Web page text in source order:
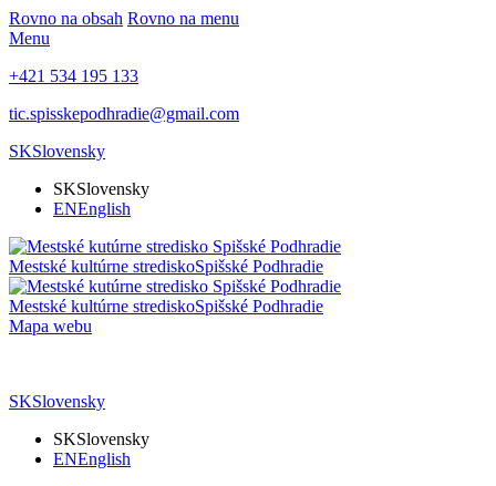
Rovno na obsah Rovno na menu
Menu
+421 534 195 133
tic.spisskepodhradie@gmail.com
SKSlovensky
SKSlovensky
ENEnglish
Mestské kultúrne strediskoSpišské Podhradie
Mestské kultúrne strediskoSpišské Podhradie
Mapa webu
SKSlovensky
SKSlovensky
ENEnglish